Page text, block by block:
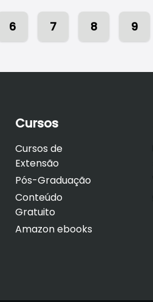
6 7 8 9
Cursos
Cursos de
Extensão
Pós-Graduação
Conteúdo
Gratuito
Amazon ebooks